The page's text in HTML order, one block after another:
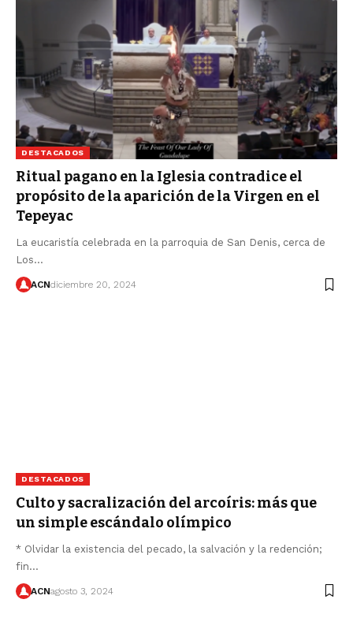
DESTACADOS
Ritual pagano en la Iglesia contradice el
propósito de la aparición de la Virgen en el
Tepeyac
La eucaristía celebrada en la parroquia de San Denis, cerca de
Los…
ACNdiciembre 20, 2024
DESTACADOS
Culto y sacralización del arcoíris: más que
un simple escándalo olímpico
* Olvidar la existencia del pecado, la salvación y la redención;
fin…
ACNagosto 3, 2024